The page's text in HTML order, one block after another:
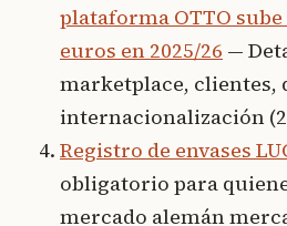
plataforma OTTO
euros en 2025/26 —
marketplace, clientes,
internacionalización
Registro de envases
obligatorio para
mercado alemán